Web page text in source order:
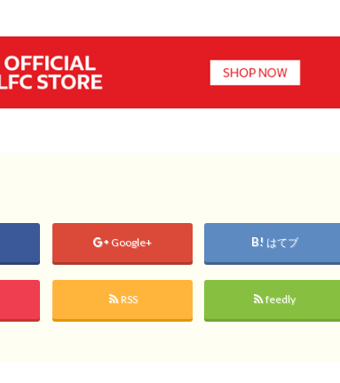
Google+ はてブ
RSS feedly